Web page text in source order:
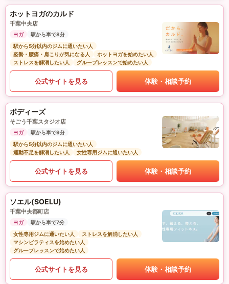
ホットヨガのカルド
千葉中央店
ヨガ
駅から車で8分
駅から5分以内のジムに通いたい人
姿勢・腰痛・肩こりが気になる人
ホットヨガを始めたい人
ストレスを解消したい人
グループレッスンで始めたい人
公式サイトを見る 体験・相談予約
ボディーズ
そごう千葉スタジオ店
ヨガ
駅から車で9分
駅から5分以内のジムに通いたい人
運動不足を解消したい人
女性専用ジムに通いたい人
公式サイトを見る 体験・相談予約
ソエル(SOELU)
千葉中央都町店
ヨガ
駅から車で7分
女性専用ジムに通いたい人
ストレスを解消したい人
マシンピラティスを始めたい人
グループレッスンで始めたい人
公式サイトを見る 体験・相談予約